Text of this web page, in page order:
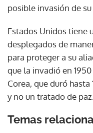
posible invasión de
Estados Unidos tiene
desplegados de
para proteger a su
que la invadió en
Corea, que duró
y no un tratado de paz.
Temas